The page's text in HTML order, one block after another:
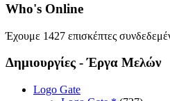
Who's Online
Έχουμε 1427 επισκέπτες
Δημιουργίες - Έργα Μελών
Logo Gate